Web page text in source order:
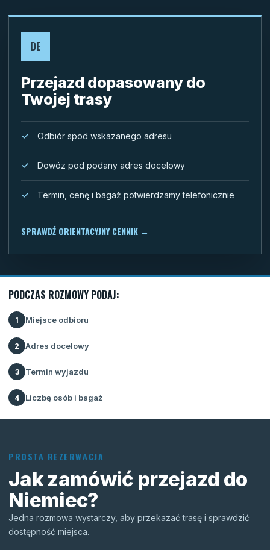
DE
Przejazd dopasowany do
Twojej trasy
Odbiór spod wskazanego adresu
Dowóz pod podany adres docelowy
Termin, cenę i bagaż potwierdzamy telefonicznie
SPRAWDŹ ORIENTACYJNY CENNIK →
PODCZAS ROZMOWY PODAJ:
1 Miejsce odbioru
2 Adres docelowy
3 Termin wyjazdu
4 Liczbę osób i bagaż
PROSTA REZERWACJA
Jak zamówić przejazd do
Niemiec?
Jedna rozmowa wystarczy, aby przekazać trasę i sprawdzić
dostępność miejsca.